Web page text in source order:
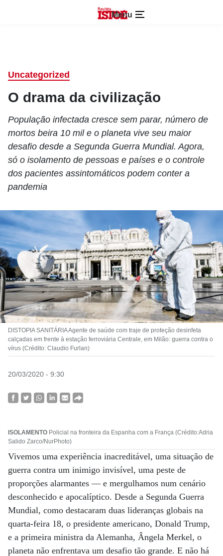
Menu
Uncategorized
O drama da civilização
População infectada cresce sem parar, número de
mortos beira 10 mil e o planeta vive seu maior
desafio desde a Segunda Guerra Mundial. Agora,
só o isolamento de pessoas e países e o controle
dos pacientes assintomáticos podem conter a
pandemia
DISTOPIA SANITÁRIA Agente de saúde com traje de proteção desinfeta
calçadas em frente à estação ferroviária Centrale, em Milão: guerra contra o
vírus (Crédito: Claudio Furlan)
20/03/2020 - 9:30
ISOLAMENTO Policial na fronteira da Espanha com a França (Crédito:Adria
Salido Zarco/NurPhoto)
Vivemos uma experiência inacreditável, uma situação de
guerra contra um inimigo invisível, uma peste de
proporções alarmantes — e mergulhamos num cenário
desconhecido e apocalíptico. Desde a Segunda Guerra
Mundial, como destacaram duas lideranças globais na
quarta-feira 18, o presidente americano, Donald Trump,
e a primeira ministra da Alemanha, Ângela Merkel, o
planeta não enfrentava um desafio tão grande. E não há